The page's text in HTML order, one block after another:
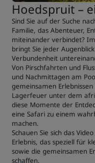
Hoedspruit –
Sind Sie auf der Suche
Familie, das Abenteuer,
miteinander verbindet? Im
bringt Sie jeder
Verbundenheit
Von Pirschfahrten und
und Nachmittagen am
gemeinsamen
Lagerfeuer unter dem
diese Momente der
eine Safari zu einem
machen.
Schauen Sie sich das
Erlebnis, das speziell für
sowie die gemeinsamen
schaffen.